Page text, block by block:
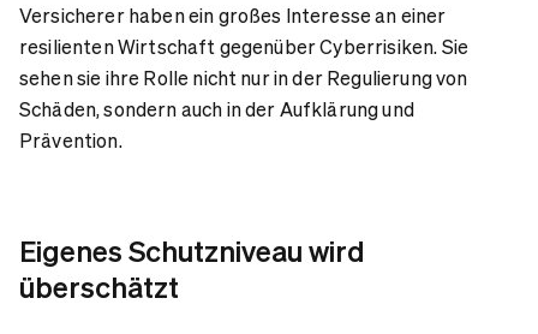
Versicherer haben ein großes Interesse an einer
resilienten Wirtschaft gegenüber Cyberrisiken. Sie
sehen sie ihre Rolle nicht nur in der Regulierung von
Schäden, sondern auch in der Aufklärung und
Prävention.
Eigenes Schutzniveau wird
überschätzt